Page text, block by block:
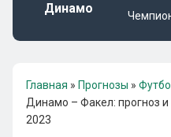
Динамо
Главная » Прогнозы »
Динамо – Факел: прогноз и
2023